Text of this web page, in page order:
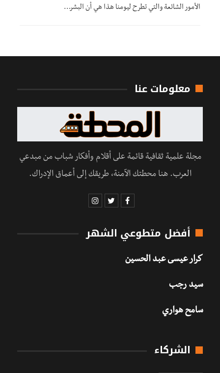
الأمور الشائعة والتي تطرح ليومنا هذا هي أن البشر…
معلومات عنا
مجلة علمية ثقافية قائمة على أقلام وأفكار شباب من مبدعي
العرب. هنا محطتك الآمنة، طريقك إلى أعماق الإدراك.
أفضل متطوعي الشهر
كرار عيسى عبد الحسين
سيد رجب
سامح هواري
الشركاء